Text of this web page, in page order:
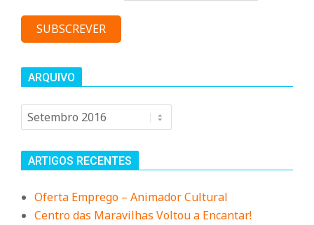
ARQUIVO
Arquivo
ARTIGOS RECENTES
Oferta Emprego – Animador Cultural
Centro das Maravilhas Voltou a Encantar!